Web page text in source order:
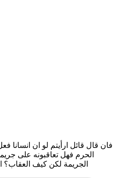
فان قال قائل ارأيتم لو ان انسانا
الحرم فهل تعاقبونه على
الجريمة لكن كيف العقاب؟